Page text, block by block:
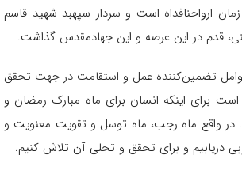
ارواحنافداه است و سردار سپهبد شهید قاسم
قدم در این عرصه و این جهادمقدس گذاشت.
عوامل تضمین‌کننده عمل و استقامت در جهت تحقق
برای اینکه انسان برای ماه مبارک رمضان و
در واقع ماه رجب، ماه توسل و تقویت معنویت و
دریابیم و برای تحقق و تجلی آن تلاش کنیم.